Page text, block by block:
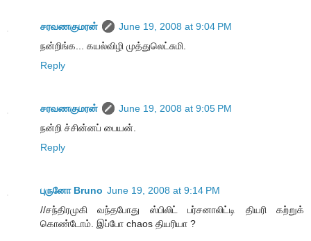
சரவணகுமரன்
June 19, 2008 at 9:04 PM
நன்றிங்க... கயல்விழி முத்துலெட்சுமி.
Reply
சரவணகுமரன்
June 19, 2008 at 9:05 PM
நன்றி ச்சின்னப் பையன்.
Reply
புருனோ Bruno June 19, 2008 at 9:14 PM
//சந்திரமுகி வந்தபோது ஸ்பிலிட் பர்சனாலிட்டி தியரி கற்றுக்
கொண்டோம். இப்போ chaos தியரியா ?